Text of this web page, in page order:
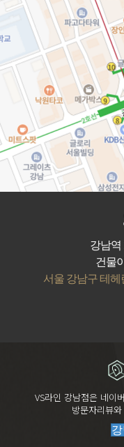
강남역
건물
서울 강남구 테헤
VS라인 강남점은 네이
방문자리뷰